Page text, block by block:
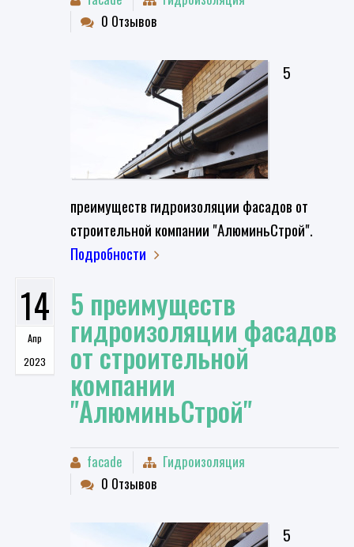
0 Отзывов
5
преимуществ гидроизоляции фасадов от
строительной компании "АлюминьСтрой".
Подробности
14
Апр
2023
5 преимуществ
гидроизоляции фасадов
от строительной
компании
"АлюминьСтрой"
facade
Гидроизоляция
0 Отзывов
5